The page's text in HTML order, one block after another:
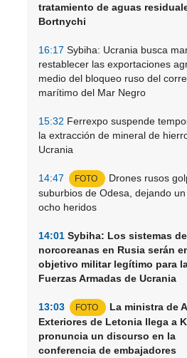
tratamiento de aguas
Bortnychi
16:17 Sybiha: Ucrania busca
restablecer las exportaciones
medio del bloqueo ruso del
marítimo del Mar Negro
15:32 Ferrexpo suspende
la extracción de mineral de
Ucrania
14:47 FOTO
Drones rusos
suburbios de Odesa, dejando
ocho heridos
14:01 Sybiha: Los sistemas
norcoreanas en Rusia serán
objetivo militar legítimo para
Fuerzas Armadas de Ucrania
13:03 FOTO
La ministra de
Exteriores de Letonia llega a
pronuncia un discurso en la
conferencia de embajadores